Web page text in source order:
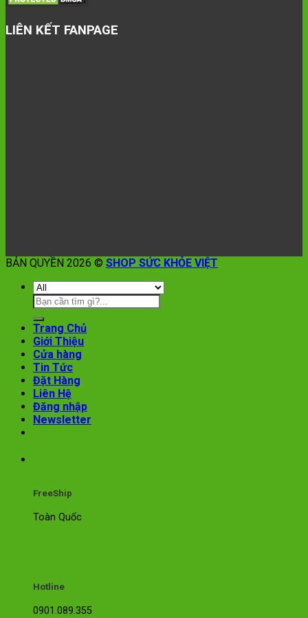
LIÊN KẾT FANPAGE
BẢN QUYỀN 2026 © SHOP SỨC KHỎE VIỆT
Trang Chủ
Giới Thiệu
Cửa hàng
Tin Tức
Đặt Hàng
Liên Hệ
Đăng nhập
Newsletter
FreeShip
Toàn Quốc
Hotline
0901.089.355